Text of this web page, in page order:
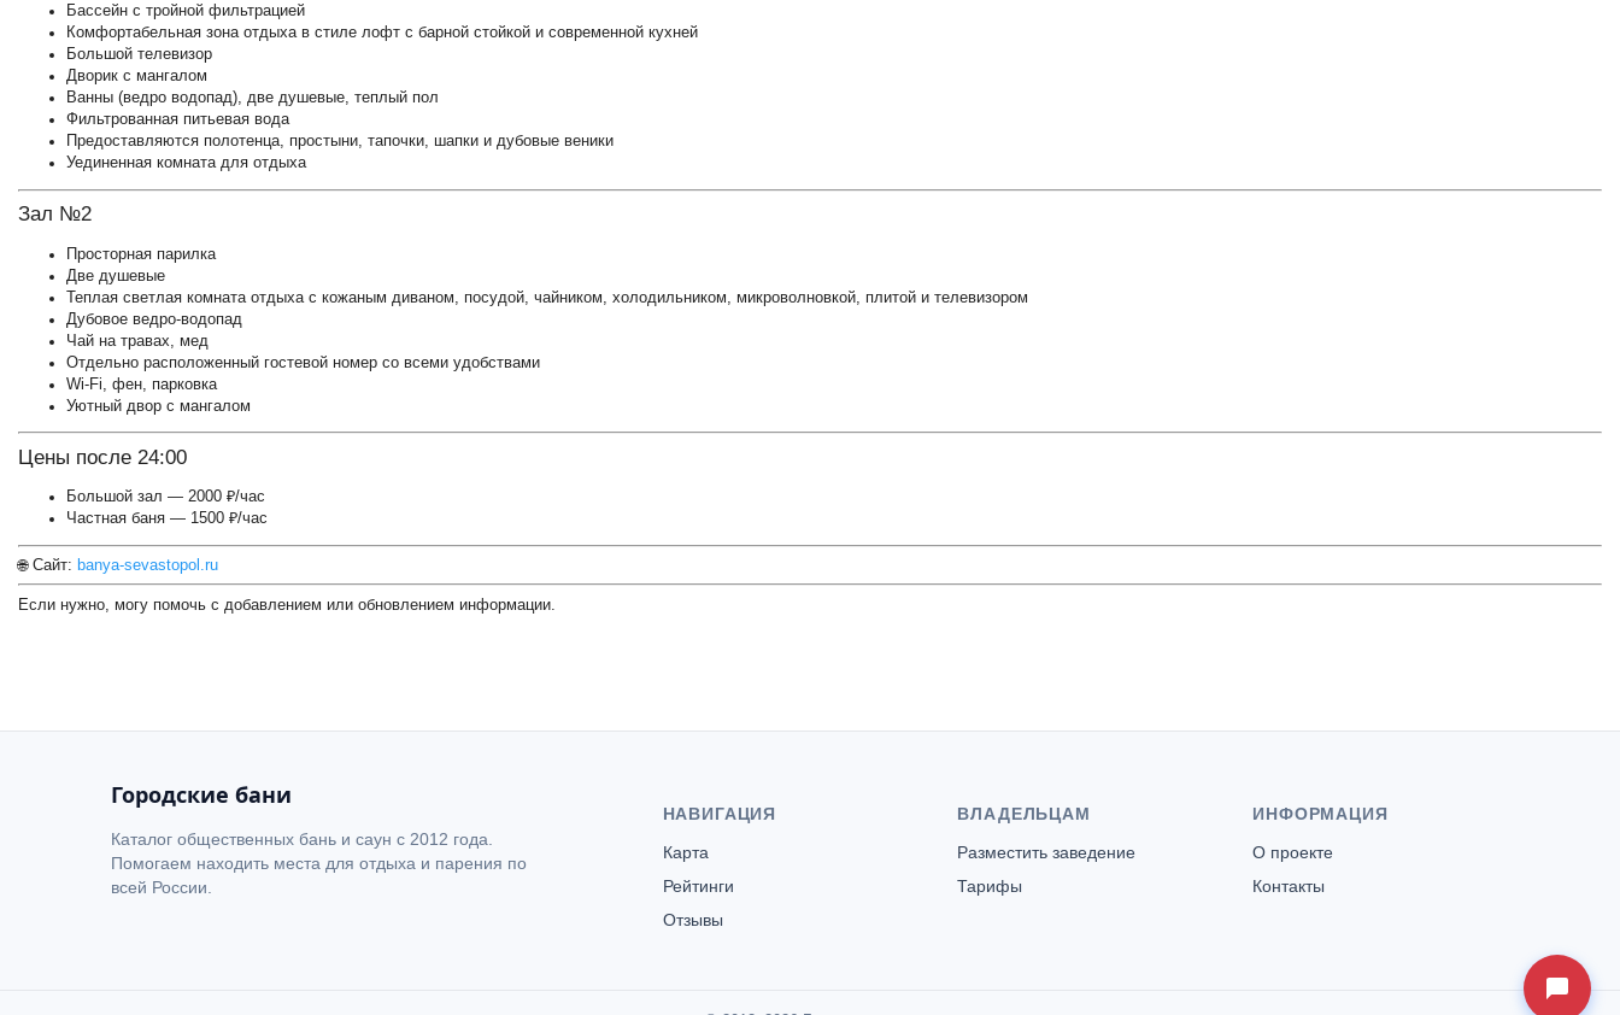
Бассейн с тройной фильтрацией
Комфортабельная зона отдыха в стиле лофт с барной стойкой и современной кухней
Большой телевизор
Дворик с мангалом
Ванны (ведро водопад), две душевые, теплый пол
Фильтрованная питьевая вода
Предоставляются полотенца, простыни, тапочки, шапки и дубовые веники
Уединенная комната для отдыха
Зал №2
Просторная парилка
Две душевые
Теплая светлая комната отдыха с кожаным диваном, посудой, чайником, холодильником, микроволновкой, плитой и телевизором
Дубовое ведро-водопад
Чай на травах, мед
Отдельно расположенный гостевой номер со всеми удобствами
Wi-Fi, фен, парковка
Уютный двор с мангалом
Цены после 24:00
Большой зал — 2000 ₽/час
Частная баня — 1500 ₽/час
🌐 Сайт: banya-sevastopol.ru
Если нужно, могу помочь с добавлением или обновлением информации.
Сауна в Севастополе
Сауна в Гостевом Доме K&t
Сауна "Тамико"
Городские бани
Каталог общественных бань и саун с 2012 года.
Помогаем находить места для отдыха и парения по
всей России.
НАВИГАЦИЯ
Карта
Рейтинги
Отзывы
ВЛАДЕЛЬЦАМ
Разместить заведение
Тарифы
ИНФОРМАЦИЯ
О проекте
Контакты